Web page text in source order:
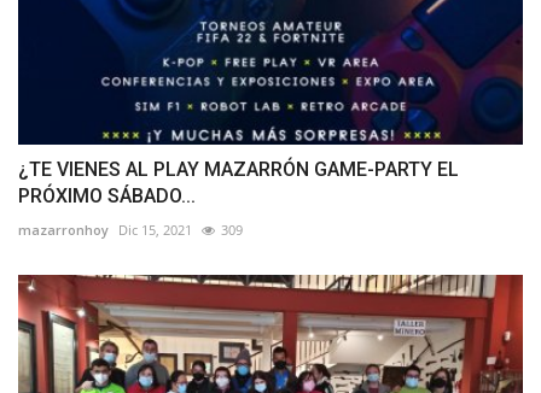
¿TE VIENES AL PLAY MAZARRÓN GAME-PARTY EL
PRÓXIMO SÁBADO...
mazarronhoy Dic 15, 2021 309